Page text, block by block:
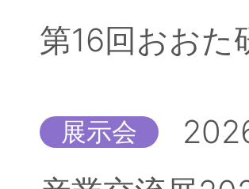
第16回おおた
展示会